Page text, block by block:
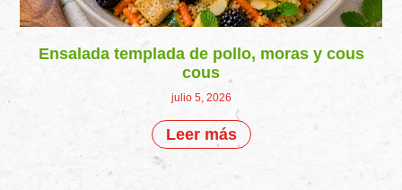
Ensalada templada de pollo, moras y cous
cous
julio 5, 2026
Leer más